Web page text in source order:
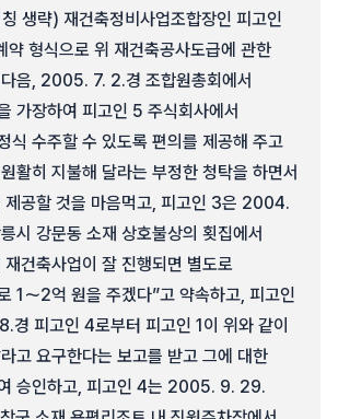
생략) 재건축정비사업조합장인 피고인
약 형식으로 위 재건축공사도급에 관한
음, 2005. 7. 2.경 조합원총회에서
가장하여 피고인 5 주식회사에서
식 수주할 수 있도록 편의를 제공해 주고
활히 지불해 달라는 부정한 청탁을 하면서
제공할 것을 마음먹고, 피고인 3은 2004.
시 강문동 소재 상호불상의 횟집에서
재건축사업이 잘 진행되면 별도로
1～2억 원을 주겠다”고 약속하고, 피고인
피고인 4로부터 피고인 1이 위와 같이
고 요구한다는 보고를 받고 그에 대한
승인하고, 피고인 4는 2005. 9. 29.